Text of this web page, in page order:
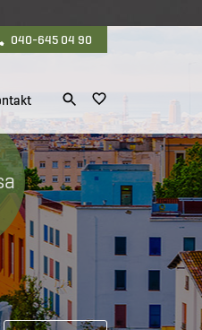
040-645 04 90